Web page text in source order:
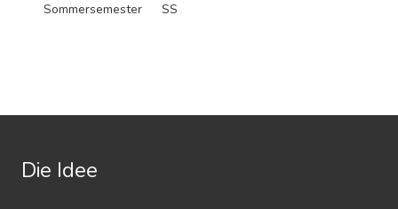
Sommersemester SS
Die Idee